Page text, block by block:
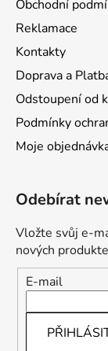
Obchodní
Reklamace
Kontakty
Doprava a
Odstoupení od
Podmínky
Moje
Odebírat
Vložte svůj e-
nových
E-mail